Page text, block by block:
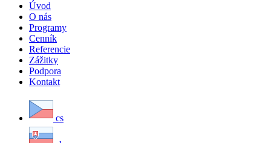
Úvod
O nás
Programy
Cenník
Referencie
Zážitky
Podpora
Kontakt
cs